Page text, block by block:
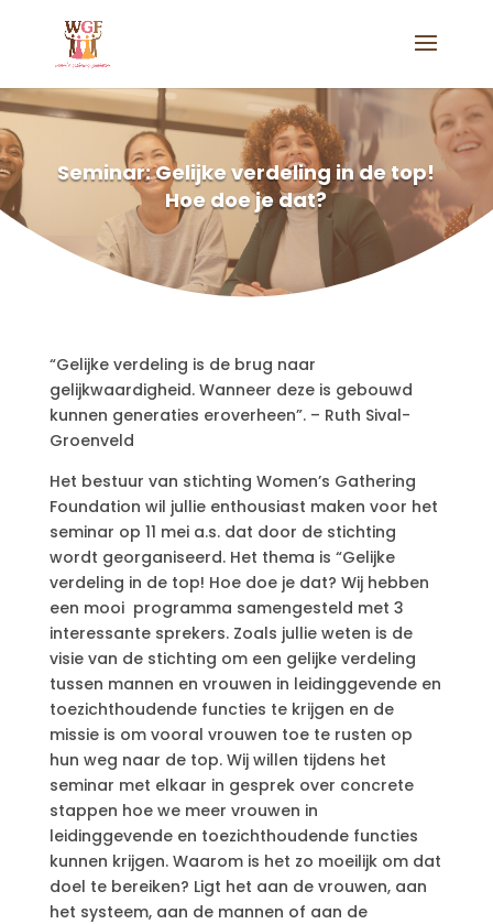
Seminar: Gelijke verdeling in de top!
Hoe doe je dat?
“Gelijke verdeling is de brug naar
gelijkwaardigheid. Wanneer deze is gebouwd
kunnen generaties eroverheen”. – Ruth Sival-
Groenveld
Het bestuur van stichting Women’s Gathering
Foundation wil jullie enthousiast maken voor het
seminar op 11 mei a.s. dat door de stichting
wordt georganiseerd. Het thema is “Gelijke
verdeling in de top! Hoe doe je dat? Wij hebben
een mooi programma samengesteld met 3
interessante sprekers. Zoals jullie weten is de
visie van de stichting om een gelijke verdeling
tussen mannen en vrouwen in leidinggevende en
toezichthoudende functies te krijgen en de
missie is om vooral vrouwen toe te rusten op
hun weg naar de top. Wij willen tijdens het
seminar met elkaar in gesprek over concrete
stappen hoe we meer vrouwen in
leidinggevende en toezichthoudende functies
kunnen krijgen. Waarom is het zo moeilijk om dat
doel te bereiken? Ligt het aan de vrouwen, aan
het systeem, aan de mannen of aan de